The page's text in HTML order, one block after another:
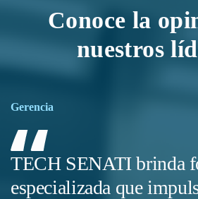
Conoce la
nuestros
Gerencia
TECH SENATI brinda
especializada que